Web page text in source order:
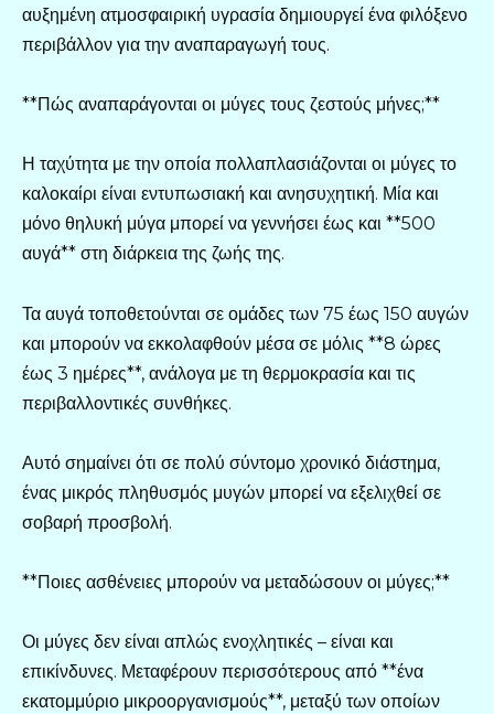
αυξημένη ατμοσφαιρική υγρασία δημιουργεί ένα φιλόξενο
περιβάλλον για την αναπαραγωγή τους.
**Πώς αναπαράγονται οι μύγες τους ζεστούς μήνες;**
Η ταχύτητα με την οποία πολλαπλασιάζονται οι μύγες το
καλοκαίρι είναι εντυπωσιακή και ανησυχητική. Μία και
μόνο θηλυκή μύγα μπορεί να γεννήσει έως και **500
αυγά** στη διάρκεια της ζωής της.
Τα αυγά τοποθετούνται σε ομάδες των 75 έως 150 αυγών
και μπορούν να εκκολαφθούν μέσα σε μόλις **8 ώρες
έως 3 ημέρες**, ανάλογα με τη θερμοκρασία και τις
περιβαλλοντικές συνθήκες.
Αυτό σημαίνει ότι σε πολύ σύντομο χρονικό διάστημα,
ένας μικρός πληθυσμός μυγών μπορεί να εξελιχθεί σε
σοβαρή προσβολή.
**Ποιες ασθένειες μπορούν να μεταδώσουν οι μύγες;**
Οι μύγες δεν είναι απλώς ενοχλητικές – είναι και
επικίνδυνες. Μεταφέρουν περισσότερους από **ένα
εκατομμύριο μικροοργανισμούς**, μεταξύ των οποίων